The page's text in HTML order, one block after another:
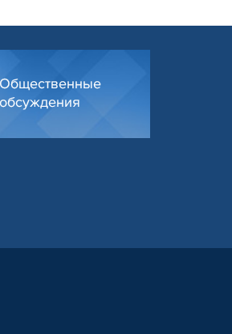
Общественные
обсуждения